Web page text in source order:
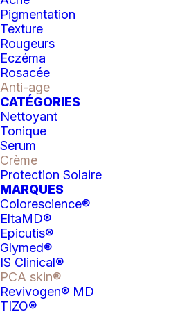
Pigmentation
Texture
Rougeurs
Eczéma
Rosacée
Anti-age
CATÉGORIES
Nettoyant
Tonique
Serum
Crème
Protection Solaire
MARQUES
Colorescience®
EltaMD®
Epicutis®
Glymed®
IS Clinical®
PCA skin®
Revivogen® MD
TIZO®
hydratante
au
collagène
Catégories
DESCRIPTION
Offrez-vous une
grâce à cette crème
antioxydante à base de
d’huile d’olive et d’extrait
douce.